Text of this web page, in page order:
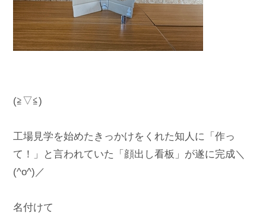
(≧▽≦)
工場見学を始めたきっかけをくれた知人に「作っ
て！」と言われていた「顔出し看板」が遂に完成＼
(^o^)／
名付けて